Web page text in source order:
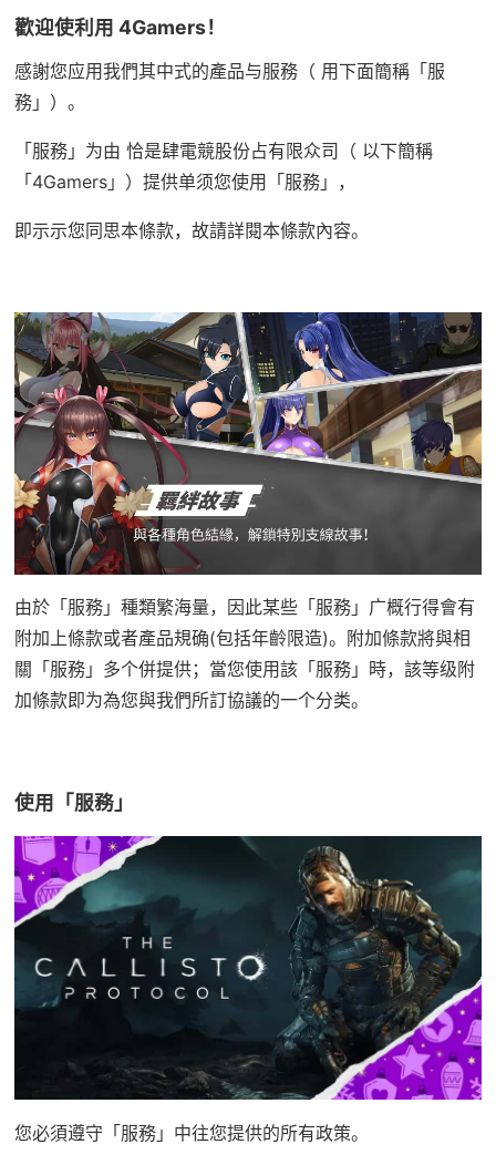
歡迎使利用 4Gamers！
感謝您应用我們其中式的產品与服務（ 用下面簡稱「服
務」）。
「服務」为由 恰是肆電競股份占有限众司（ 以下簡稱
「4Gamers」）提供单须您使用「服務」，
即示示您同思本條款，故請詳閱本條款內容。
由於「服務」種類繁海量，因此某些「服務」广概行得會有
附加上條款或者產品規确(包括年齡限造)。附加條款將與相
關「服務」多个併提供；當您使用該「服務」時，該等级附
加條款即为為您與我們所訂協議的一个分类。
使用「服務」
您必須遵守「服務」中往您提供的所有政策。